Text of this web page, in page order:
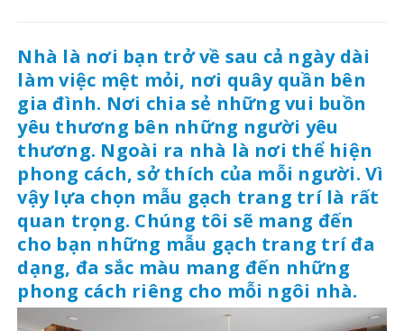
Nhà là nơi bạn trở về sau cả ngày dài
làm việc mệt mỏi, nơi quây quần bên
gia đình. Nơi chia sẻ những vui buồn
yêu thương bên những người yêu
thương. Ngoài ra nhà là nơi thể hiện
phong cách, sở thích của mỗi người. Vì
vậy lựa chọn mẫu gạch trang trí là rất
quan trọng. Chúng tôi sẽ mang đến
cho bạn những mẫu gạch trang trí đa
dạng, đa sắc màu mang đến những
phong cách riêng cho mỗi ngôi nhà.